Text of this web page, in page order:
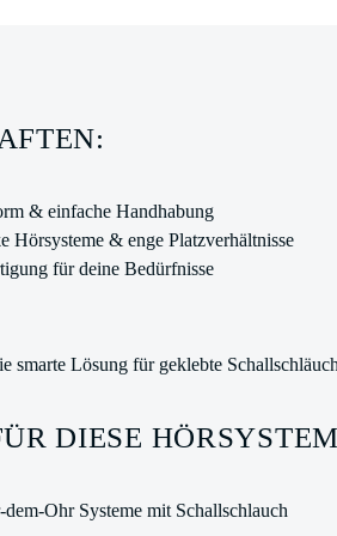
& einfache Handhabung
Hörsysteme & enge Platzverhältnisse
für deine Bedürfnisse
smarte Lösung für geklebte
DIESE
Ohr Systeme mit Schallschlauch